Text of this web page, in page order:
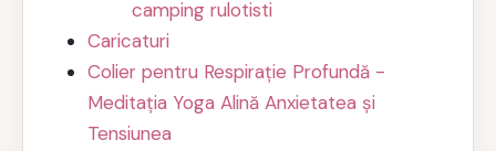
camping rulotisti
Caricaturi
Colier pentru Respirație Profundă -
Meditația Yoga Alină Anxietatea și
Tensiunea